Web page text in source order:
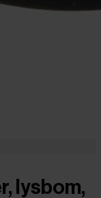
lysbom,